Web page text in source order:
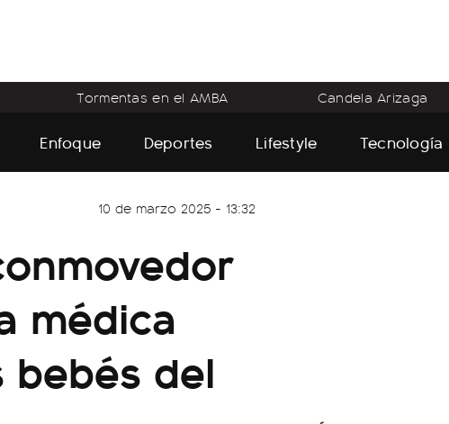
Tormentas en el AMBA Candela Arizaga
Enfoque Deportes Lifestyle Tecnología
10 de marzo 2025 - 13:32
médica
del